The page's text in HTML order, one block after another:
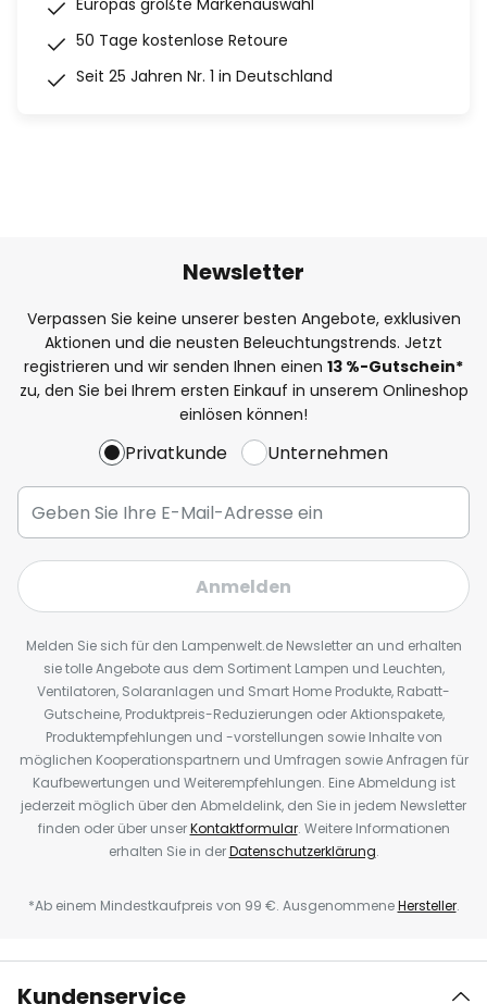
Europas größte Markenauswahl
50 Tage kostenlose Retoure
Seit 25 Jahren Nr. 1 in Deutschland
Newsletter
Verpassen Sie keine unserer besten Angebote, exklusiven
Aktionen und die neusten Beleuchtungstrends. Jetzt
registrieren und wir senden Ihnen einen 13 %-Gutschein*
zu, den Sie bei Ihrem ersten Einkauf in unserem Onlineshop
einlösen können!
Privatkunde Unternehmen
Anmelden
Melden Sie sich für den Lampenwelt.de Newsletter an und erhalten
sie tolle Angebote aus dem Sortiment Lampen und Leuchten,
Ventilatoren, Solaranlagen und Smart Home Produkte, Rabatt-
Gutscheine, Produktpreis-Reduzierungen oder Aktionspakete,
Produktempfehlungen und -vorstellungen sowie Inhalte von
möglichen Kooperationspartnern und Umfragen sowie Anfragen für
Kaufbewertungen und Weiterempfehlungen. Eine Abmeldung ist
jederzeit möglich über den Abmeldelink, den Sie in jedem Newsletter
finden oder über unserKontaktformular. Weitere Informationen
erhalten Sie in derDatenschutzerklärung.
*Ab einem Mindestkaufpreis von 99 €. AusgenommeneHersteller.
Kundenservice